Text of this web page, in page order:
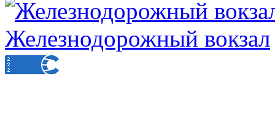
Железнодорожный вокзал